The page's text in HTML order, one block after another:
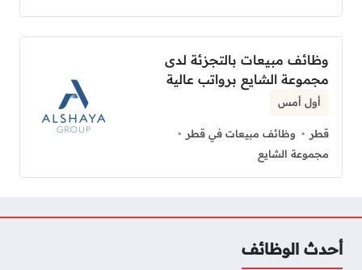
وظائف مبيعات بالتجزئة لدى
مجموعة الشايع برواتب عالية
أول أمس
قطر
وظائف مبيعات في قطر
مجموعة الشايع
أحدث الوظائف